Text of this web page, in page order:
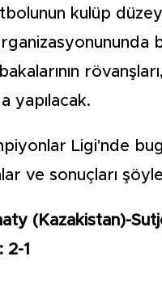
kulüp
yapılacak.
Ligi'nde
ve sonuçları
(Kazakistan)-
2-1